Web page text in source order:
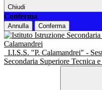
Chiudi
Conferma
Annulla Conferma
I.I.S.S. "P. Calamandrei" -
Secondaria Superiore Tecnica